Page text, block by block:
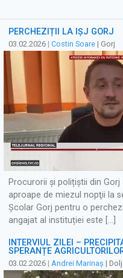
PERCHEZIȚII LA IȘJ GORJ
03.02.2026 | Costin Soare | Gorj
Procurorii și polițiștii din Gorj
aproape de miezul nopţii la
Școlar Gorj pentru o
angajat al instituției este […]
INTERVIUL ZILEI –
SPERANȚE
03.02.2026 | Andrei Marinaș | Dolj